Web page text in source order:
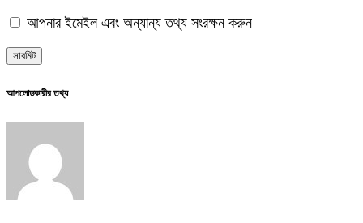
আপনার ইমেইল এবং অন্যান্য তথ্য সংরক্ষন করুন
আপলোডকারীর তথ্য